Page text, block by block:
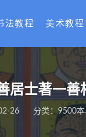
法教程 美术教程
居士著一善
26 分类： 9500